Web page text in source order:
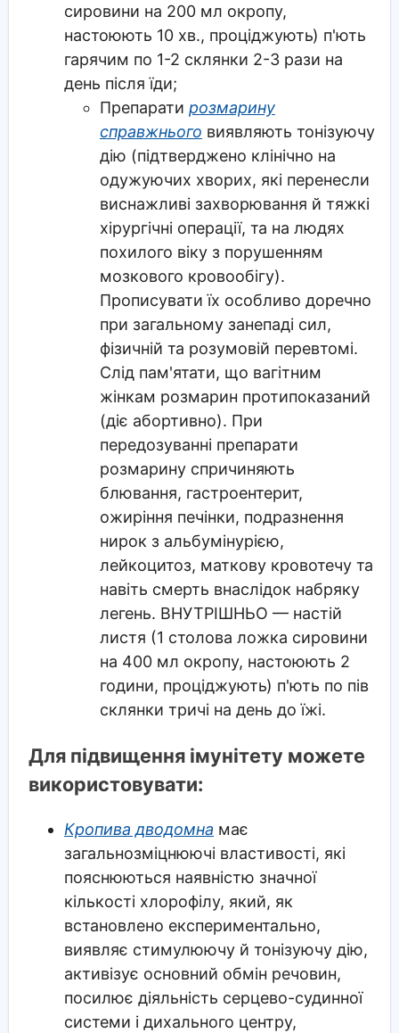
сировини на 200 мл окропу,
настоюють 10 хв., проціджують) п'ють
гарячим по 1-2 склянки 2-3 рази на
день після їди;
Препарати розмарину
справжнього виявляють тонізуючу
дію (підтверджено клінічно на
одужуючих хворих, які перенесли
виснажливі захворювання й тяжкі
хірургічні операції, та на людях
похилого віку з порушенням
мозкового кровообігу).
Прописувати їх особливо доречно
при загальному занепаді сил,
фізичній та розумовій перевтомі.
Слід пам'ятати, що вагітним
жінкам розмарин протипоказаний
(діє абортивно). При
передозуванні препарати
розмарину спричиняють
блювання, гастроентерит,
ожиріння печінки, подразнення
нирок з альбумінурією,
лейкоцитоз, маткову кровотечу та
навіть смерть внаслідок набряку
легень. ВНУТРІШНЬО — настій
листя (1 столова ложка сировини
на 400 мл окропу, настоюють 2
години, проціджують) п'ють по пів
склянки тричі на день до їжі.
Для підвищення імунітету можете
використовувати:
Кропива дводомна має
загальнозміцнюючі властивості, які
пояснюються наявністю значної
кількості хлорофілу, який, як
встановлено експериментально,
виявляє стимулюючу й тонізуючу дію,
активізує основний обмін речовин,
посилює діяльність серцево-судинної
системи і дихального центру,